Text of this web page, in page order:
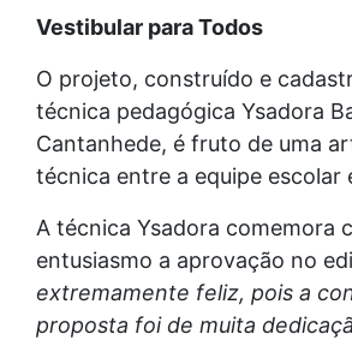
Vestibular para Todos
O projeto, construído e
técnica pedagógica Ysadora
Cantanhede, é fruto de uma
técnica entre a equipe escolar
A técnica Ysadora comemora
entusiasmo a aprovação no
extremamente feliz, pois a
proposta foi de muita